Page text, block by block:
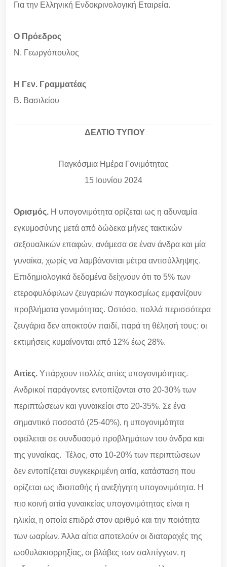
Για την Ελληνική Ενδοκρινολογική Εταιρεία.
Ο Πρόεδρος
Ν. Γεωργόπουλος
Η Γεν. Γραμματέας
Β. Βασιλείου
ΔΕΛΤΙΟ ΤΥΠΟΥ
Παγκόσμια Ημέρα Γονιμότητας
15 Ιουνίου 2024
Ορισμός. H υπογονιμότητα ορίζεται ως η αδυναμία
εγκυμοσύνης μετά από δώδεκα μήνες τακτικών
σεξουαλικών επαφών, ανάμεσα σε έναν άνδρα και μία
γυναίκα, χωρίς να λαμβάνονται μέτρα αντισύλληψης.
Επιδημιολογικά δεδομένα δείχνουν ότι το 5% των
ετεροφυλόφιλων ζευγαριών παγκοσμίως εμφανίζουν
προβλήματα γονιμότητας. Ωστόσο, πολλά περισσότερα
ζευγάρια δεν αποκτούν παιδί, παρά τη θέλησή τους: οι
εκτιμήσεις κυμαίνονται από 12% έως 28%.
Αιτίες. Υπάρχουν πολλές αιτίες υπογονιμότητας.
Ανδρικοί παράγοντες εντοπίζονται στο 20-30% των
περιπτώσεων και γυναικείοι στο 20-35%. Σε ένα
σημαντικό ποσοστό (25-40%), η υπογονιμότητα
οφείλεται σε συνδυασμό προβλημάτων του άνδρα και
της γυναίκας. Τέλος, στο 10-20% των περιπτώσεων
δεν εντοπίζεται συγκεκριμένη αιτία, κατάσταση που
ορίζεται ως ιδιοπαθής ή ανεξήγητη υπογονιμότητα. Η
πιο κοινή αιτία γυναικείας υπογονιμότητας είναι η
ηλικία, η οποία επιδρά στον αριθμό και την ποιότητα
των ωαρίων. Άλλα αίτια αποτελούν οι διαταραχές της
ωοθυλακιορρηξίας, οι βλάβες των σαλπίγγων, η